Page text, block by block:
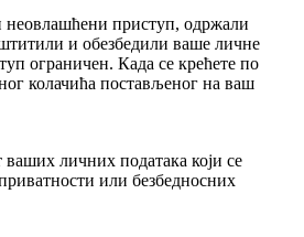
неовлашћени приступ, одржали
и обезбедили ваше личне
ограничен. Када се крећете по
колачића постављеног на ваш
личних података који се
или безбедносних